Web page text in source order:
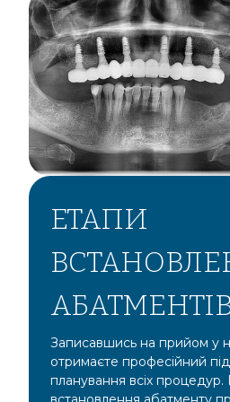
ЕТАПИ
Записавшись на прийом у
отримаєте професійний
планування всіх